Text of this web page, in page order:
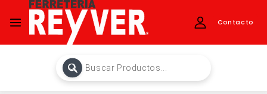
Contacto